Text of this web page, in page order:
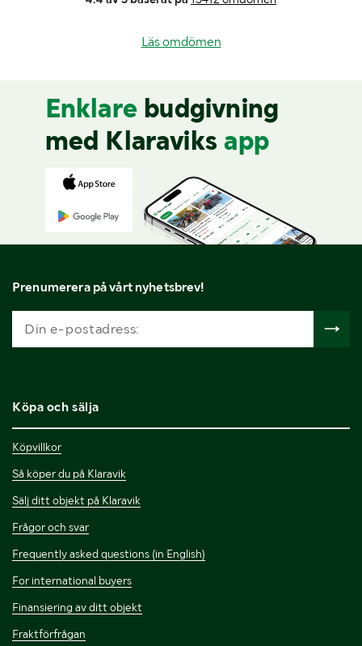
Läs omdömen
Enklare budgivning
med Klaraviks app
Prenumerera på vårt nyhetsbrev!
Köpa och sälja
Köpvillkor
Så köper du på Klaravik
Sälj ditt objekt på Klaravik
Frågor och svar
Frequently asked questions (in English)
For international buyers
Finansiering av ditt objekt
Fraktförfrågan